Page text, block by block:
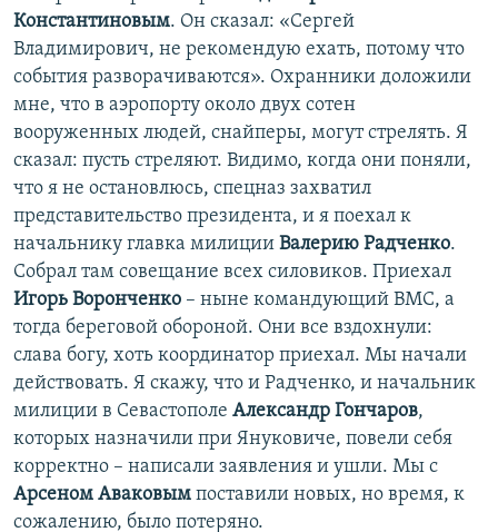
Константиновым. Он сказал: «Сергей
Владимирович, не рекомендую ехать, потому что
события разворачиваются». Охранники доложили
мне, что в аэропорту около двух сотен
вооруженных людей, снайперы, могут стрелять. Я
сказал: пусть стреляют. Видимо, когда они поняли,
что я не остановлюсь, спецназ захватил
представительство президента, и я поехал к
начальнику главка милиции Валерию Радченко.
Собрал там совещание всех силовиков. Приехал
Игорь Воронченко – ныне командующий ВМС, а
тогда береговой обороной. Они все вздохнули:
слава богу, хоть координатор приехал. Мы начали
действовать. Я скажу, что и Радченко, и начальник
милиции в Севастополе Александр Гончаров,
которых назначили при Януковиче, повели себя
корректно – написали заявления и ушли. Мы с
Арсеном Аваковым поставили новых, но время, к
сожалению, было потеряно.